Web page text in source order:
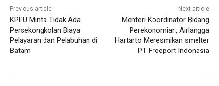
Previous article
KPPU Minta Tidak Ada
Persekongkolan Biaya
Pelayaran dan Pelabuhan di
Batam
Next article
Menteri Koordinator Bidang
Perekonomian, Airlangga
Hartarto Meresmikan smelter
PT Freeport Indonesia